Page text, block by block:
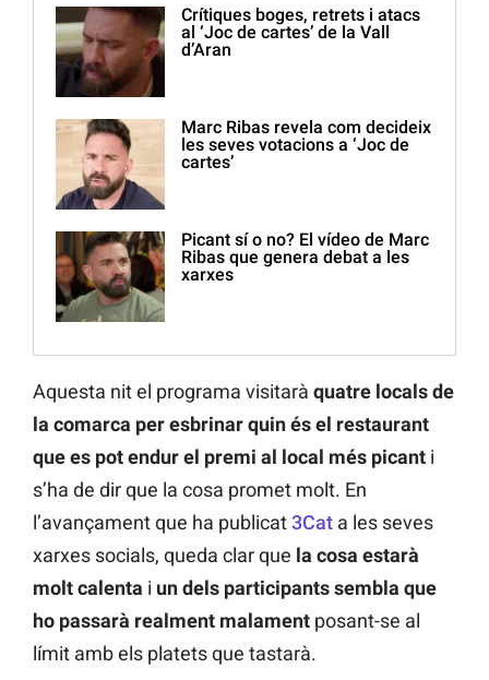
Crítiques boges, retrets i atacs
al ‘Joc de cartes’ de la Vall
d’Aran
Marc Ribas revela com decideix
les seves votacions a ‘Joc de
cartes’
Picant sí o no? El vídeo de Marc
Ribas que genera debat a les
xarxes
Aquesta nit el programa visitarà quatre locals de
la comarca per esbrinar quin és el restaurant
que es pot endur el premi al local més picant i
s’ha de dir que la cosa promet molt. En
l’avançament que ha publicat3Cat a les seves
xarxes socials, queda clar que la cosa estarà
molt calenta i un dels participants sembla que
ho passarà realment malament posant-se al
límit amb els platets que tastarà.